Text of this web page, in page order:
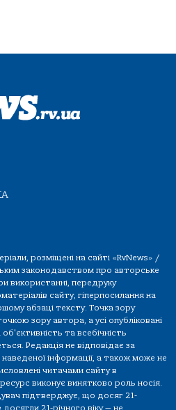
розміщені на сайті «RvNews» /
законодавством про авторське
використанні, передруку
сайту, гіперпосилання на
абзаці тексту. Точка зору
зору автора, а усі опубліковані
та всебічність
Редакція не відповідає за
інформації, а також може не
читачами сайту в
виконує винятково роль носія.
підтверджує, що досяг 21-
досягли 21-річного віку — не